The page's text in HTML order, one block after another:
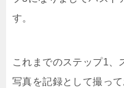
す。
これまでのステップ1、
写真を記録として撮って